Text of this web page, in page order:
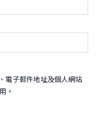
電子郵件地址及個人網站
。